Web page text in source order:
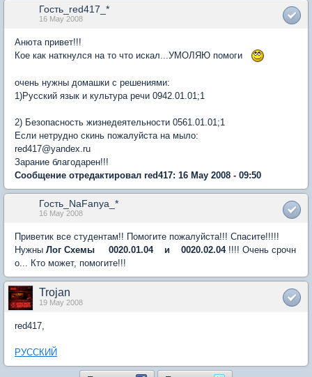
Гость_red417_*
16 May 2008
Анюта привет!!!
Кое как наткнулся на то что искал...УМОЛЯЮ помоги
очень нужны домашки с решениями:
1)Русский язык и культура речи 0942.01.01;1
2) Безопасность жизнедеятельности 0561.01.01;1
Если нетрудно скинь пожалуйста на мыло:
red417@yandex.ru
Зарание благодарен!!!
Сообщение отредактировал red417: 16 May 2008 - 09:50
Гость_NaFanya_*
16 May 2008
Приветик все студентам!! Помогите пожалуйста!!! Спасите!!!!!
Нужны Лог Схемы 0020.01.04 и 0020.02.04!!!! Очень срочн
о... Кто может, помогите!!!
Trojan
19 May 2008
red417,
РУССКИЙ